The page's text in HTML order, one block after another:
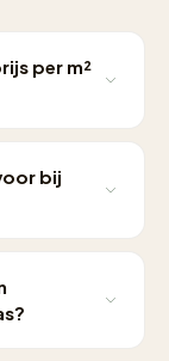
per m²
is inclusief
het
bij
instelling .